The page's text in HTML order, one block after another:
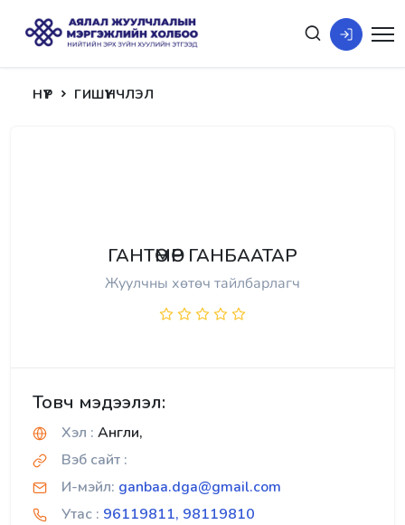
НҮҮР ГИШҮҮНЧЛЭЛ
ГАНТӨМӨР ГАНБААТАР
Жуулчны хөтөч тайлбарлагч
Товч мэдээлэл:
Хэл : Англи,
Вэб сайт :
И-мэйл: ganbaa.dga@gmail.com
Утас : 96119811, 98119810